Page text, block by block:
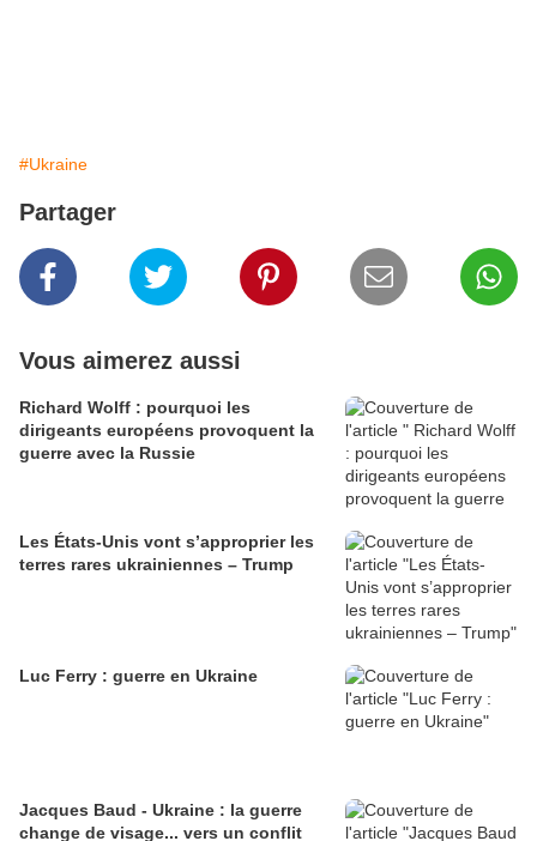
#Ukraine
Partager
Vous aimerez aussi
Richard Wolff : pourquoi les
dirigeants européens provoquent la
guerre avec la Russie
Les États-Unis vont s’approprier les
terres rares ukrainiennes – Trump
Luc Ferry : guerre en Ukraine
Jacques Baud - Ukraine : la guerre
change de visage... vers un conflit